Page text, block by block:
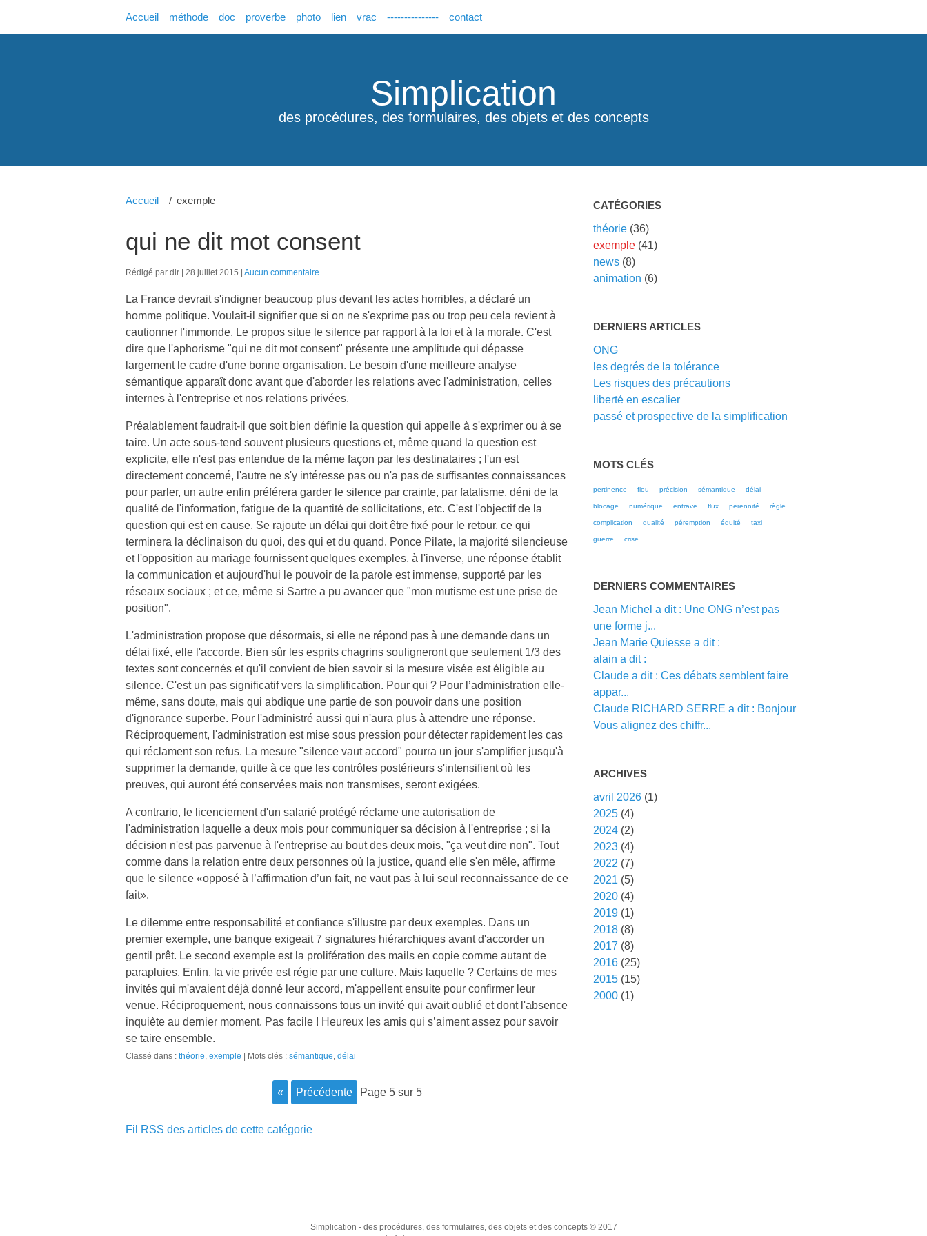
Accueil méthode doc proverbe photo lien vrac --------------- contact
Simplication
des procédures, des formulaires, des objets et des concepts
Accueil exemple
qui ne dit mot consent
Rédigé par dir 28 juillet 2015 Aucun commentaire
La France devrait s'indigner beaucoup plus devant les actes horribles, a déclaré un
homme politique. Voulait-il signifier que si on ne s'exprime pas ou trop peu cela revient à
cautionner l'immonde. Le propos situe le silence par rapport à la loi et à la morale. C'est
dire que l'aphorisme "qui ne dit mot consent" présente une amplitude qui dépasse
largement le cadre d'une bonne organisation. Le besoin d'une meilleure analyse
sémantique apparaît donc avant que d'aborder les relations avec l'administration, celles
internes à l'entreprise et nos relations privées.
Préalablement faudrait-il que soit bien définie la question qui appelle à s'exprimer ou à se
taire. Un acte sous-tend souvent plusieurs questions et, même quand la question est
explicite, elle n'est pas entendue de la même façon par les destinataires ; l'un est
directement concerné, l'autre ne s'y intéresse pas ou n'a pas de suffisantes connaissances
pour parler, un autre enfin préférera garder le silence par crainte, par fatalisme, déni de la
qualité de l'information, fatigue de la quantité de sollicitations, etc. C'est l'objectif de la
question qui est en cause. Se rajoute un délai qui doit être fixé pour le retour, ce qui
terminera la déclinaison du quoi, des qui et du quand. Ponce Pilate, la majorité silencieuse
et l'opposition au mariage fournissent quelques exemples. à l'inverse, une réponse établit
la communication et aujourd'hui le pouvoir de la parole est immense, supporté par les
réseaux sociaux ; et ce, même si Sartre a pu avancer que "mon mutisme est une prise de
position".
L'administration propose que désormais, si elle ne répond pas à une demande dans un
délai fixé, elle l'accorde. Bien sûr les esprits chagrins souligneront que seulement 1/3 des
textes sont concernés et qu'il convient de bien savoir si la mesure visée est éligible au
silence. C'est un pas significatif vers la simplification. Pour qui ? Pour l’administration elle-
même, sans doute, mais qui abdique une partie de son pouvoir dans une position
d'ignorance superbe. Pour l'administré aussi qui n'aura plus à attendre une réponse.
Réciproquement, l'administration est mise sous pression pour détecter rapidement les cas
qui réclament son refus. La mesure "silence vaut accord" pourra un jour s'amplifier jusqu'à
supprimer la demande, quitte à ce que les contrôles postérieurs s'intensifient où les
preuves, qui auront été conservées mais non transmises, seront exigées.
A contrario, le licenciement d'un salarié protégé réclame une autorisation de
l'administration laquelle a deux mois pour communiquer sa décision à l'entreprise ; si la
décision n'est pas parvenue à l'entreprise au bout des deux mois, "ça veut dire non". Tout
comme dans la relation entre deux personnes où la justice, quand elle s'en mêle, affirme
que le silence «opposé à l’affirmation d’un fait, ne vaut pas à lui seul reconnaissance de ce
fait».
Le dilemme entre responsabilité et confiance s'illustre par deux exemples. Dans un
premier exemple, une banque exigeait 7 signatures hiérarchiques avant d'accorder un
gentil prêt. Le second exemple est la prolifération des mails en copie comme autant de
parapluies. Enfin, la vie privée est régie par une culture. Mais laquelle ? Certains de mes
invités qui m'avaient déjà donné leur accord, m'appellent ensuite pour confirmer leur
venue. Réciproquement, nous connaissons tous un invité qui avait oublié et dont l'absence
inquiète au dernier moment. Pas facile ! Heureux les amis qui s’aiment assez pour savoir
se taire ensemble.
Classé dans : théorie exemple Mots clés : sémantique délai
« précédente page 5 sur 5
Fil RSS des articles de cette catégorie
CATÉGORIES
théorie (36)
exemple (41)
news (8)
animation (6)
DERNIERS ARTICLES
ONG
les degrés de la tolérance
Les risques des précautions
liberté en escalier
passé et prospective de la simplification
MOTS CLÉS
pertinence flou précision sémantique délai
blocage numérique entrave flux perennité règle
complication qualité péremption équité taxi
guerre crise
DERNIERS COMMENTAIRES
Jean Michel a dit : Une ONG n’est pas
une forme j...
Jean Marie Quiesse a dit :
alain a dit :
Claude a dit : Ces débats semblent faire
appar...
Claude RICHARD SERRE a dit : Bonjour
Vous alignez des chiffr...
ARCHIVES
avril 2026 (1)
2025 (4)
2024 (2)
2023 (4)
2022 (7)
2021 (5)
2020 (4)
2019 (1)
2018 (8)
2017 (8)
2016 (25)
2015 (15)
2000 (1)
Simplication - des procédures, des formulaires, des objets et des concepts © 2017